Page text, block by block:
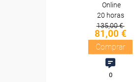
Online
20 horas
135,00 €
81,00 €
Comprar
0